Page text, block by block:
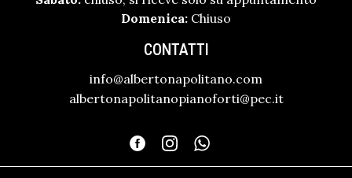
Domenica: Chiuso
CONTATTI
info@albertonapolitano.com
albertonapolitanopianoforti@pec.it